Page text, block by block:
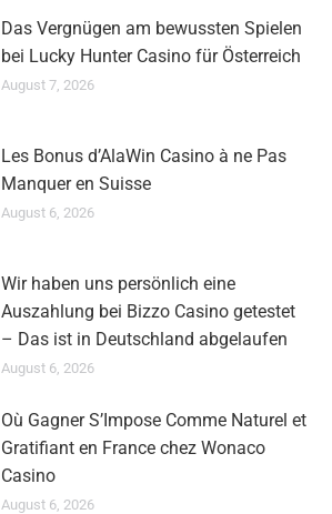
Das Vergnügen am bewussten Spielen
bei Lucky Hunter Casino für Österreich
August 7, 2026
Les Bonus d’AlaWin Casino à ne Pas
Manquer en Suisse
August 6, 2026
Wir haben uns persönlich eine
Auszahlung bei Bizzo Casino getestet
– Das ist in Deutschland abgelaufen
August 6, 2026
Où Gagner S’Impose Comme Naturel et
Gratifiant en France chez Wonaco
Casino
August 6, 2026